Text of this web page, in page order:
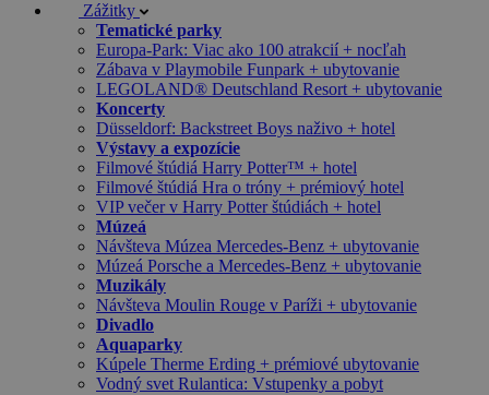
Zážitky
Tematické parky
Europa-Park: Viac ako 100 atrakcií + nocľah
Zábava v Playmobile Funpark + ubytovanie
LEGOLAND® Deutschland Resort + ubytovanie
Koncerty
Düsseldorf: Backstreet Boys naživo + hotel
Výstavy a expozície
Filmové štúdiá Harry Potter™ + hotel
Filmové štúdiá Hra o tróny + prémiový hotel
VIP večer v Harry Potter štúdiách + hotel
Múzeá
Návšteva Múzea Mercedes-Benz + ubytovanie
Múzeá Porsche a Mercedes-Benz + ubytovanie
Muzikály
Návšteva Moulin Rouge v Paríži + ubytovanie
Divadlo
Aquaparky
Kúpele Therme Erding + prémiové ubytovanie
Vodný svet Rulantica: Vstupenky a pobyt